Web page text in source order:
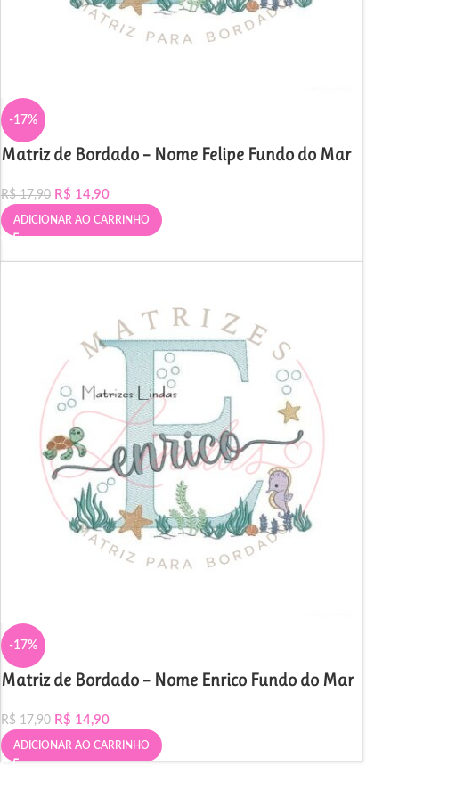
-17%
Matriz de Bordado – Nome Felipe Fundo do Mar
R$17,90 R$ 14,90
ADICIONAR AO CARRINHO
-17%
Matriz de Bordado – Nome Enrico Fundo do Mar
R$17,90 R$ 14,90
ADICIONAR AO CARRINHO